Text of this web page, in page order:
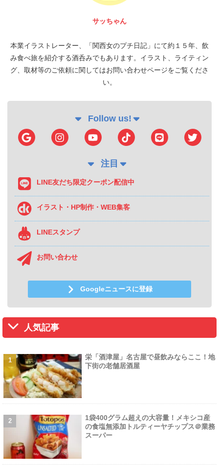
サッちゃん
本業イラストレーター、「関西女のプチ日記」にて約１５年、飲
み食べ旅を紹介する酒呑みでもあります。イラスト、ライティン
グ、取材等のご依頼に関してはお問い合わせページをご覧くださ
い。
Follow us!
注目
LINE友だち限定クーポン配信中
イラスト・HP制作・WEB集客
LINEスタンプ
お問い合わせ
Googleニュースに登録
人気記事
栄「酒津屋」名古屋で昼飲みならここ！地
下街の老舗居酒屋
1袋400グラム超えの大容量！メキシコ産
の食塩無添加トルティーヤチップス＠業務
スーパー